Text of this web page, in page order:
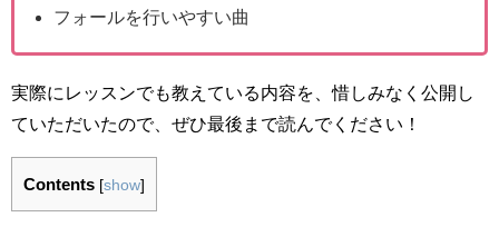
フォールを行いやすい曲
実際にレッスンでも教えている内容を、惜しみなく公開し
ていただいたので、ぜひ最後まで読んでください！
Contents [show]